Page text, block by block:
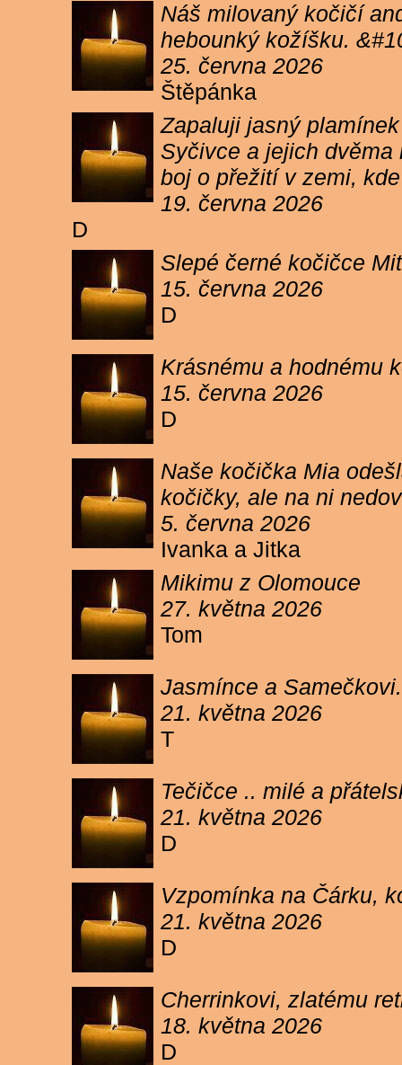
Náš milovaný kočičí
hebounký kožíšku.
25. června 2026
Štěpánka
Zapaluji jasný
Syčivce a jejich
boj o přežití v zemi,
19. června 2026
D
Slepé černé kočičce
15. června 2026
D
Krásnému a hodnému
15. června 2026
D
Naše kočička Mia
kočičky, ale na ni
5. června 2026
Ivanka a Jitka
Mikimu z Olomouce
27. května 2026
Tom
Jasmínce a
21. května 2026
T
Tečičce .. milé a
21. května 2026
D
Vzpomínka na Čárku,
21. května 2026
D
Cherrinkovi, zlatému
18. května 2026
D